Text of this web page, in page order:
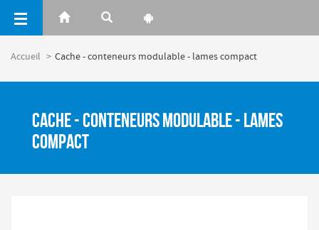
Accueil Cache - conteneurs modulable - lames compact
Cache - conteneurs modulable - lames
compact